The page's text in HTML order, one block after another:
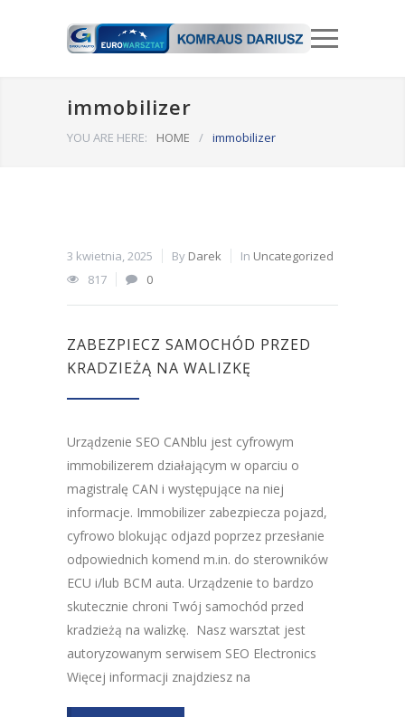
immobilizer
YOU ARE HERE: HOME / immobilizer
3 kwietnia, 2025 By Darek In Uncategorized
817
0
ZABEZPIECZ SAMOCHÓD PRZED
KRADZIEŻĄ NA WALIZKĘ
Urządzenie SEO CANblu jest cyfrowym
immobilizerem działającym w oparciu o
magistralę CAN i występujące na niej
informacje. Immobilizer zabezpiecza pojazd,
cyfrowo blokując odjazd poprzez przesłanie
odpowiednich komend m.in. do sterowników
ECU i/lub BCM auta. Urządzenie to bardzo
skutecznie chroni Twój samochód przed
kradzieżą na walizkę. Nasz warsztat jest
autoryzowanym serwisem SEO Electronics
Więcej informacji znajdziesz na